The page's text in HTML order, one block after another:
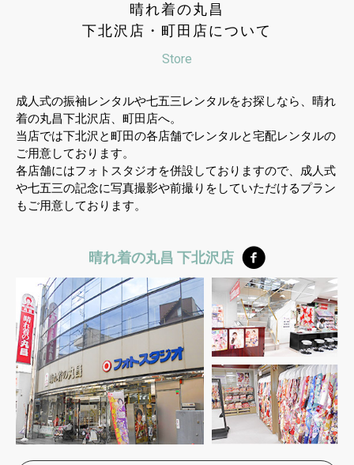
晴れ着の丸昌
下北沢店・町田店について
Store
成人式の振袖レンタルや七五三レンタルをお探しなら、晴れ
着の丸昌下北沢店、町田店へ。
当店では下北沢と町田の各店舗でレンタルと宅配レンタルの
ご用意しております。
各店舗にはフォトスタジオを併設しておりますので、成人式
や七五三の記念に写真撮影や前撮りをしていただけるプラン
もご用意しております。
晴れ着の丸昌 下北沢店